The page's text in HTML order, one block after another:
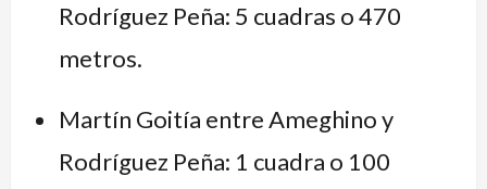
Rodríguez Peña: 5 cuadras o 470
metros.
Martín Goitía entre Ameghino y
Rodríguez Peña: 1 cuadra o 100